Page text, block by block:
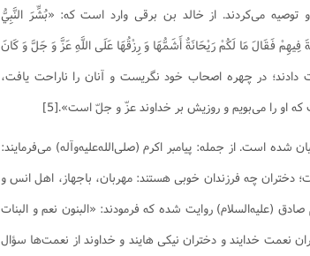
می‌کردند. از خالد بن برقی وارد است که: «بُشِّرَ النَّبِيُّ
فِيهِمْ فَقَالَ مَا لَكُمْ رَيْحَانَةٌ أَشَمُّهَا وَ رِزْقُهَا عَلَى اللَّهِ عَزَّ وَ جَلَّ وَ كَانَ
در چهره اصحاب خود نگریست و آنان را ناراحت یافت،
او را می‌بویم و روزیش بر خداوند عزّ و جلّ است».[5]
شده است. از جمله: پیامبر اکرم (صلی‌الله‌علیه‌و‌آله) می‌فرمایند:
دختران چه فرزندان خوبی هستند: مهربان، باجهاز، اهل انس و
می‌باشند».[6] همچنین از امام صادق (علیه‌السلام) روایت شده که فرمودند: «البنون نعم و البنات
نعمت خدایند و دختران نیکی هایند و خداوند از نعمت‌ها سؤال